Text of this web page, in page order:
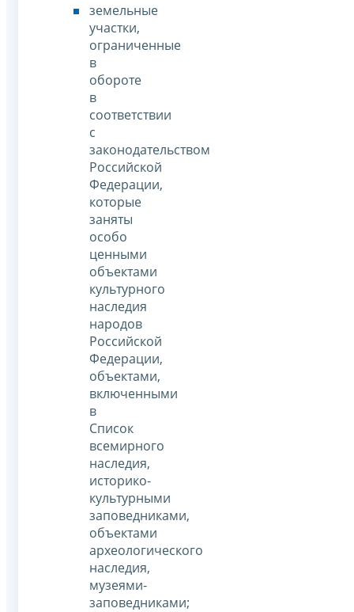
земельные
участки,
ограниченные
в
обороте
в
соответствии
с
законодательством
Российской
Федерации,
которые
заняты
особо
ценными
объектами
культурного
наследия
народов
Российской
Федерации,
объектами,
включенными
в
Список
всемирного
наследия,
историко-
культурными
заповедниками,
объектами
археологического
наследия,
музеями-
заповедниками;